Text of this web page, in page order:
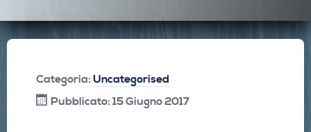
Categoria: Uncategorised
Pubblicato: 15 Giugno 2017